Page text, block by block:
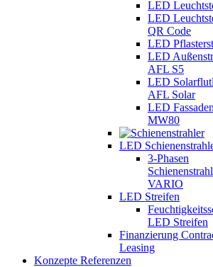
LED
LED
QR Code
LED
LED
AFL S5
LED
AFL Solar
LED
MW80
LED
3-Phasen
VARIO
LED Streifen
LED Streifen
Finanzierung
Leasing
Konzepte Referenzen